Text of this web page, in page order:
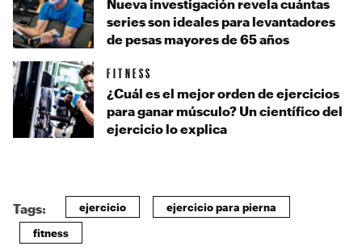
Nueva investigación revela cuántas
series son ideales para levantadores
de pesas mayores de 65 años
FITNESS
¿Cuál es el mejor orden de ejercicios
para ganar músculo? Un científico del
ejercicio lo explica
Tags: ejercicio ejercicio para pierna
fitness